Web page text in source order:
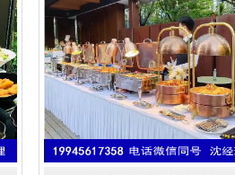
鱼宴，欧式烧烤，西式自助餐，私人
订制宴会，会展餐饮，品牌发布酒
会，公司年中答谢会及年会，产品订
货会，公司开业茶歇或上市酒会！